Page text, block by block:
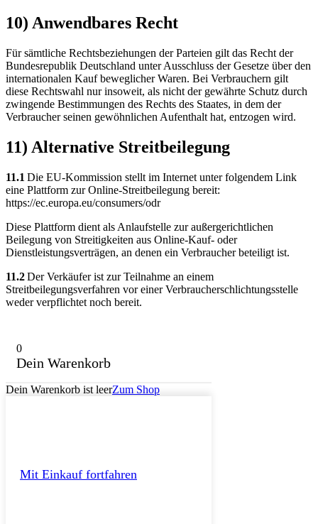
10) Anwendbares Recht
Für sämtliche Rechtsbeziehungen der Parteien gilt das Recht der
Bundesrepublik Deutschland unter Ausschluss der Gesetze über den
internationalen Kauf beweglicher Waren. Bei Verbrauchern gilt
diese Rechtswahl nur insoweit, als nicht der gewährte Schutz durch
zwingende Bestimmungen des Rechts des Staates, in dem der
Verbraucher seinen gewöhnlichen Aufenthalt hat, entzogen wird.
11) Alternative Streitbeilegung
11.1 Die EU-Kommission stellt im Internet unter folgendem Link
eine Plattform zur Online-Streitbeilegung bereit:
https://ec.europa.eu/consumers/odr
Diese Plattform dient als Anlaufstelle zur außergerichtlichen
Beilegung von Streitigkeiten aus Online-Kauf- oder
Dienstleistungsverträgen, an denen ein Verbraucher beteiligt ist.
11.2Der Verkäufer ist zur Teilnahme an einem
Streitbeilegungsverfahren vor einer Verbraucherschlichtungsstelle
weder verpflichtet noch bereit.
0
Dein Warenkorb
Dein Warenkorb ist leerZum Shop
Mit Einkauf fortfahren